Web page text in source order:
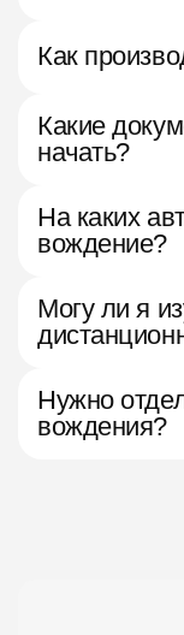
Как
Какие
начать?
На каких
вождение?
Могу ли я
Нужно
вождения?